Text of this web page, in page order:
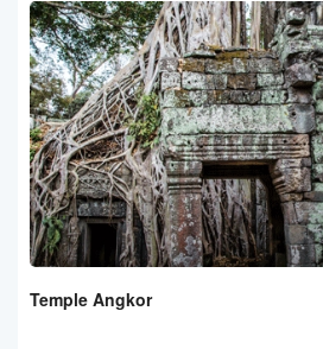
Temple Angkor